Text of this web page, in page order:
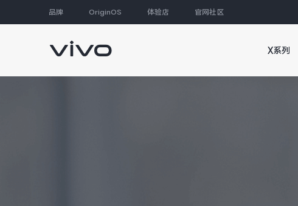
品牌 OriginOS 体验店 官网社区
X系列